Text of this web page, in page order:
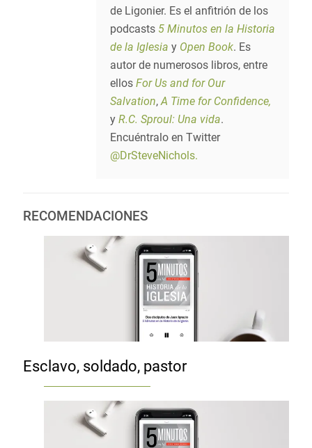
de Ligonier. Es el anfitrión de los
podcasts 5 Minutos en la Historia
de la Iglesia y Open Book. Es
autor de numerosos libros, entre
ellos For Us and for Our
Salvation,A Time for Confidence,
y R.C. Sproul: Una vida.
Encuéntralo en Twitter
@DrSteveNichols.
RECOMENDACIONES
Esclavo, soldado, pastor